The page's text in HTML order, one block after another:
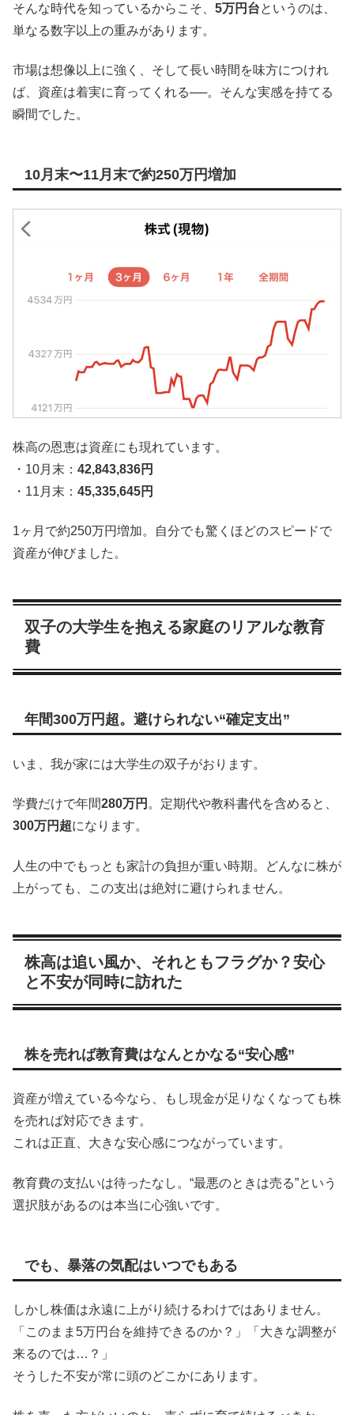
そんな時代を知っているからこそ、 5万円台というのは、
単なる数字以上の重みがあります。
市場は想像以上に強く、そして長い時間を味方につけれ
ば、資産は着実に育ってくれる──。そんな実感を持てる
瞬間でした。
10月末〜11月末で約250万円増加
株高の恩恵は資産にも現れています。
・10月末： 42,843,836円
・11月末： 45,335,645円
1ヶ月で約250万円増加。自分でも驚くほどのスピードで
資産が伸びました。
双子の大学生を抱える家庭のリアルな教育
費
年間300万円超。避けられない“確定支出”
いま、我が家には大学生の双子がおります。
学費だけで年間280万円 。定期代や教科書代を含めると、
300万円超になります。
人生の中でもっとも家計の負担が重い時期。どんなに株が
上がっても、この支出は絶対に避けられません。
株高は追い風か、それともフラグか？安心
と不安が同時に訪れた
株を売れば教育費はなんとかなる“安心感”
資産が増えている今なら、もし現金が足りなくなっても株
を売れば対応できます。
これは正直、大きな安心感につながっています。
教育費の支払いは待ったなし。“最悪のときは売る”という
選択肢があるのは本当に心強いです。
でも、暴落の気配はいつでもある
しかし株価は永遠に上がり続けるわけではありません。
「このまま5万円台を維持できるのか？」「大きな調整が
来るのでは…？」
そうした不安が常に頭のどこかにあります。